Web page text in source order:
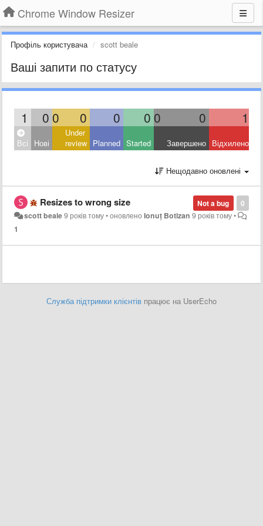
Chrome Window Resizer
Профіль користувача scott beale
Ваші запити по статусу
1 0 0 0 0 0 0 0 1
Всі Нові
Under
review Planned Started Завершено Відхилено
Нещодавно оновлені
0
Not a bug
Resizes to wrong size
scott beale9 років тому•оновленоIonuț Botizan 9 років тому•
1
Служба підтримки клієнтів працює на UserEcho